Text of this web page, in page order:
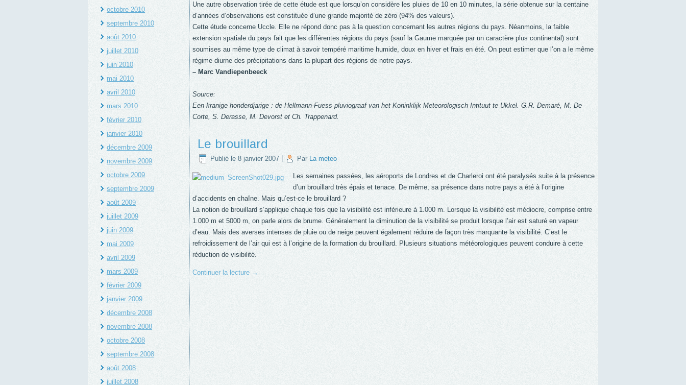
octobre 2010
septembre 2010
août 2010
juillet 2010
juin 2010
mai 2010
avril 2010
mars 2010
février 2010
janvier 2010
décembre 2009
novembre 2009
octobre 2009
septembre 2009
août 2009
juillet 2009
juin 2009
mai 2009
avril 2009
mars 2009
février 2009
janvier 2009
décembre 2008
novembre 2008
octobre 2008
septembre 2008
août 2008
juillet 2008
Une autre observation tirée de cette étude est que lorsqu’on considère les pluies de 10 en 10 minutes, la série obtenue sur la centaine
d’années d’observations est constituée d’une grande majorité de zéro (94% des valeurs).
Cette étude concerne Uccle. Elle ne répond donc pas à la question concernant les autres régions du pays. Néanmoins, la faible
extension spatiale du pays fait que les différentes régions du pays (sauf la Gaume marquée par un caractère plus continental) sont
soumises au même type de climat à savoir tempéré maritime humide, doux en hiver et frais en été. On peut estimer que l’on a le même
régime diurne des précipitations dans la plupart des régions de notre pays.
– Marc Vandiepenbeeck
Source:
Een kranige honderdjarige : de Hellmann-Fuess pluviograaf van het Koninklijk Meteorologisch Intituut te Ukkel. G.R. Demaré, M. De
Corte, S. Derasse, M. Devorst et Ch. Trappenard.
Le brouillard
Publié le 8 janvier 2007 Par La meteo
Les semaines passées, les aéroports de Londres et de Charleroi ont été paralysés suite à la présence
d’un brouillard très épais et tenace. De même, sa présence dans notre pays a été à l’origine
d’accidents en chaîne. Mais qu’est-ce le brouillard ?
La notion de brouillard s’applique chaque fois que la visibilité est inférieure à 1.000 m. Lorsque la visibilité est médiocre, comprise entre
1.000 m et 5000 m, on parle alors de brume. Généralement la diminution de la visibilité se produit lorsque l’air est saturé en vapeur
d’eau. Mais des averses intenses de pluie ou de neige peuvent également réduire de façon très marquante la visibilité. C’est le
refroidissement de l’air qui est à l’origine de la formation du brouillard. Plusieurs situations météorologiques peuvent conduire à cette
réduction de visibilité.
Continuer la lecture →